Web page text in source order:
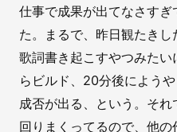
仕事で成果が出てなさすぎ
た。まるで、昨日観たき
歌詞書き起こすやつみたい
らビルド、20分後によう
成否が出る、という。そ
回りまくってるので、他の